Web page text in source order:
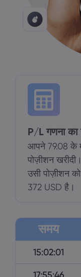
P/L गणना का
आपने 79.08 के
पोज़ीशन
उसी पोज़ीशन
372 USD है।
समय
15:02:01
17:55:46